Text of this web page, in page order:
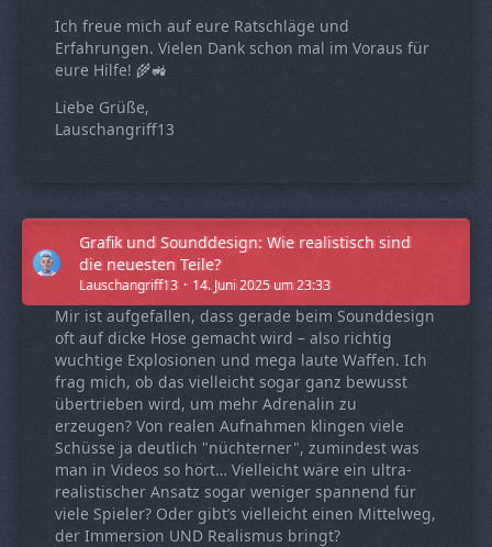
Ich freue mich auf eure Ratschläge und
Erfahrungen. Vielen Dank schon mal im Voraus für
eure Hilfe! 🌾🚜
Liebe Grüße,
Lauschangriff13
Grafik und Sounddesign: Wie realistisch sind
die neuesten Teile?
Lauschangriff13 14. Juni 2025 um 23:33
Mir ist aufgefallen, dass gerade beim Sounddesign
oft auf dicke Hose gemacht wird – also richtig
wuchtige Explosionen und mega laute Waffen. Ich
frag mich, ob das vielleicht sogar ganz bewusst
übertrieben wird, um mehr Adrenalin zu
erzeugen? Von realen Aufnahmen klingen viele
Schüsse ja deutlich "nüchterner", zumindest was
man in Videos so hört… Vielleicht wäre ein ultra-
realistischer Ansatz sogar weniger spannend für
viele Spieler? Oder gibt’s vielleicht einen Mittelweg,
der Immersion UND Realismus bringt?